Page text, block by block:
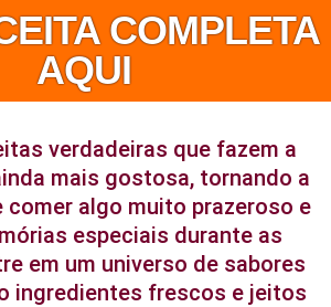
COMPLETA
AQUI
verdadeiras que fazem a
mais gostosa, tornando a
comer algo muito prazeroso e
especiais durante as
em um universo de sabores
ingredientes frescos e jeitos